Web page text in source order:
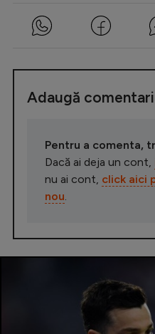
Adaugă
Pentru a comenta,
Dacă ai deja un cont,
nu ai cont, click aici
nou